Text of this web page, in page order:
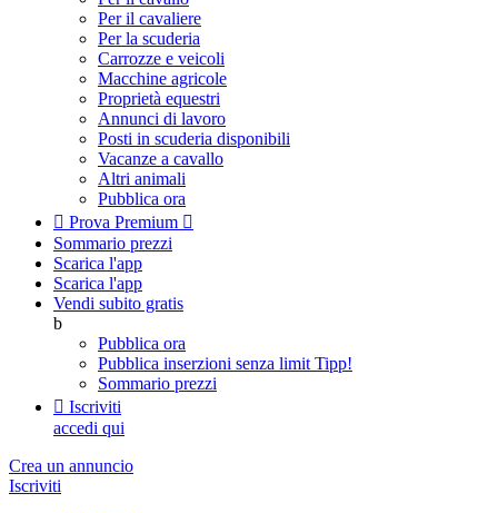
Per il cavaliere
Per la scuderia
Carrozze e veicoli
Macchine agricole
Proprietà equestri
Annunci di lavoro
Posti in scuderia disponibili
Vacanze a cavallo
Altri animali
Pubblica ora
 Prova Premium 
Sommario prezzi
Scarica l'app
Scarica l'app
Vendi subito gratis
b
Pubblica ora
Pubblica inserzioni senza limit Tipp!
Sommario prezzi
 Iscriviti
accedi qui
Crea un annuncio
Iscriviti